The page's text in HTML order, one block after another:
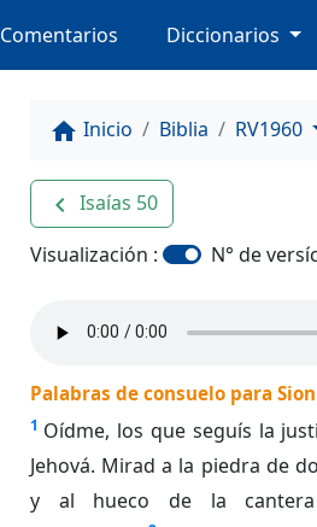
Comentarios Diccionarios
home Inicio Biblia RV1960
navigate_before Isaías 50
Visualización : N° de
Palabras de consuelo para Sion
1 Oídme, los que seguís la
Jehová. Mirad a la piedra de
y al hueco de la